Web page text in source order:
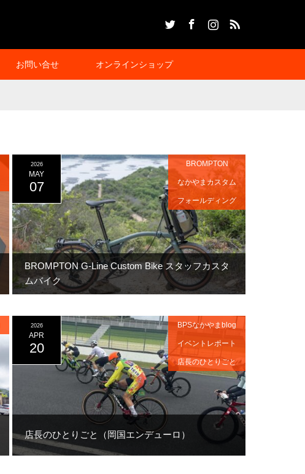
お問い合せ オンラインショップ
BROMPTON G-Line Custom Bike スタッフカスタ
ムバイク
2026
MAY
07
BROMPTON
なかやまカスタム
フォールディング
店長のひとりごと（岡国エンデューロ）
2026
APR
20
BPSなかやまblog
イベントレポート
店長のひとりごと